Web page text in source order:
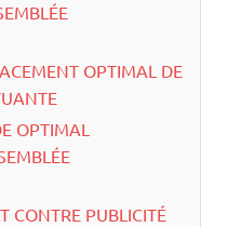
OPTIMAL DE
OPTIMAL
CONTRE PUBLICITÉ